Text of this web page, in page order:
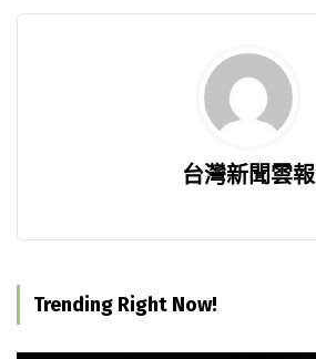
台灣新聞雲報
Trending Right Now!